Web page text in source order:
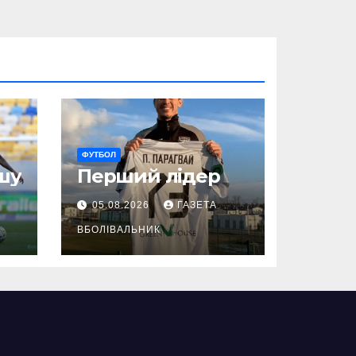
ФУТБОЛ
Перший лідер
05.08.2026 ГАЗЕТА
ВБОЛІВАЛЬНИК